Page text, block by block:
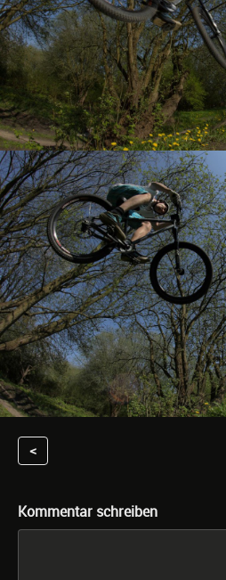
<
Kommentar schreiben